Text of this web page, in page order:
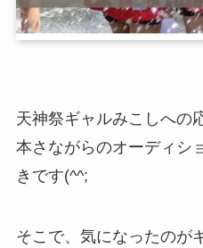
天神祭ギャルみこしへの
本さながらのオーディシ
きです(^^;
そこで、気になったのが